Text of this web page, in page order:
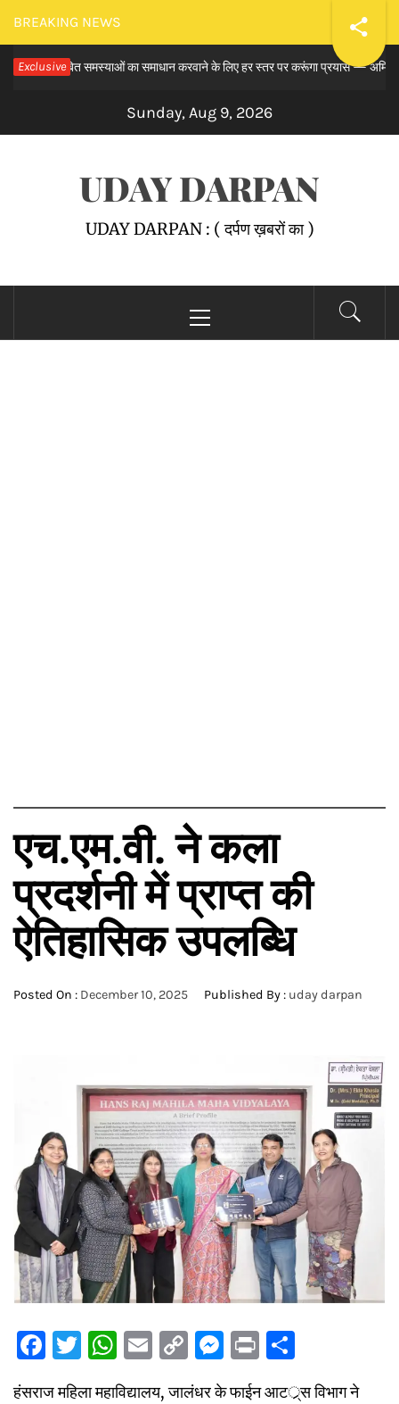
Skip
to
content
BREAKING NEWS
Exclusive
लंबित समस्याओं का समाधान करवाने के लिए हर स्तर पर करूंगा प्रयास — अमित तनेजा
Sunday, Aug 9, 2026
UDAY DARPAN
UDAY DARPAN : ( दर्पण ख़बरों का )
Menu
एच.एम.वी. ने कला
प्रदर्शनी में प्राप्त की
ऐतिहासिक उपलब्धि
Posted On : December 10, 2025 Published By : uday darpan
Facebook
Twitter
WhatsApp
Email
Copy
Link
Messenger
Print
हंसराज महिला महाविद्यालय, जालंधर के फाईन आटर््स विभाग ने